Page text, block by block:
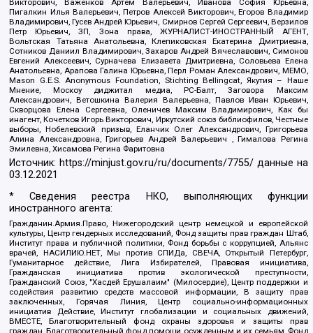
Викторович, Важенков Артем Валерьевич, Иванова София Юрьевна,
Пигалкин Илья Валерьевич, Петров Алексей Викторович, Егоров Владимир
Владимирович, Гусев Андрей Юрьевич, Смирнов Сергей Сергеевич, Верзилов
Петр Юрьевич, ЗП, Зона права, ЖУРНАЛИСТ-ИНОСТРАННЫЙ АГЕНТ,
Вольтская Татьяна Анатольевна, Клепиковская Екатерина Дмитриевна,
Сотников Даниил Владимирович, Захаров Андрей Вячеславович, Симонов
Евгений Алексеевич, Сурначева Елизавета Дмитриевна, Соловьева Елена
Анатольевна, Арапова Галина Юрьевна, Перл Роман Александрович, МЕМО,
Mason G.E.S. Anonymous Foundation, Stichting Bellingcat, Якутия – Наше
Мнение, Москоу диджитал медиа, РС-Балт, Заговора Максим
Александрович, Ветошкина Валерия Валерьевна, Павлов Иван Юрьевич,
Скворцова Елена Сергеевна, Оленичев Максим Владимирович, Как бы
инагент, Кочетков Игорь Викторович, Иркутский союз библиофилов, Честные
выборы, Нобелевский призыв, Еланчик Олег Александрович, Григорьева
Алина Александровна, Григорьев Андрей Валерьевич , Гималова Регина
Эмилевна, Хисамова Регина Фаритовна
Источник: https://minjust.gov.ru/ru/documents/7755/ данные на
03.12.2021
* Сведения реестра НКО, выполняющих функции
иностранного агента:
Гражданин.Армия.Право, Нижегородский центр немецкой и европейской
культуры, Центр гендерных исследований, Фонд защиты прав граждан Штаб,
Институт права и публичной политики, Фонд борьбы с коррупцией, Альянс
врачей, НАСИЛИЮ.НЕТ, Мы против СПИДа, СВЕЧА, Открытый Петербург,
Гуманитарное действие, Лига Избирателей, Правовая инициатива,
Гражданская инициатива против экологической преступности,
Гражданский Союз, "Хасдей Ерушалаим" (Милосердие), Центр поддержки и
содействия развитию средств массовой информации, В защиту прав
заключенных, Горячая Линия, Центр социально-информационных
инициатив Действие, Институт глобализации и социальных движений,
ВМЕСТЕ, Благотворительный фонд охраны здоровья и защиты прав
граждан, Благотворительный фонд помощи осужденным и их семьям, Фонд